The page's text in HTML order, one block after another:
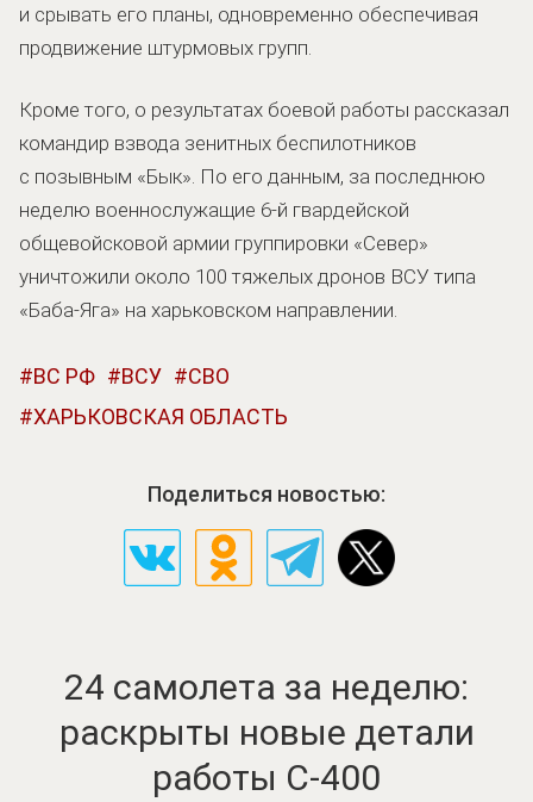
и срывать его планы, одновременно обеспечивая
продвижение штурмовых групп.
Кроме того, о результатах боевой работы рассказал
командир взвода зенитных беспилотников
с позывным «Бык». По его данным, за последнюю
неделю военнослужащие 6-й гвардейской
общевойсковой армии группировки «Север»
уничтожили около 100 тяжелых дронов ВСУ типа
«Баба-Яга» на харьковском направлении.
ВС РФ ВСУ
СВО
ХАРЬКОВСКАЯ ОБЛАСТЬ
Поделиться новостью:
24 самолета за неделю:
раскрыты новые детали
работы С-400